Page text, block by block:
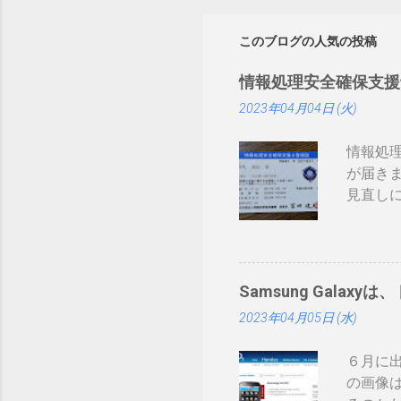
このブログの人気の投稿
情報処理安全確保支
2023年04月04日 (火)
情報処
が届き
見直し
証かな
みたい
て：
録番号
構な金
ますが
Samsung Galaxyは、
2023年04月05日 (水)
６月に
の画像